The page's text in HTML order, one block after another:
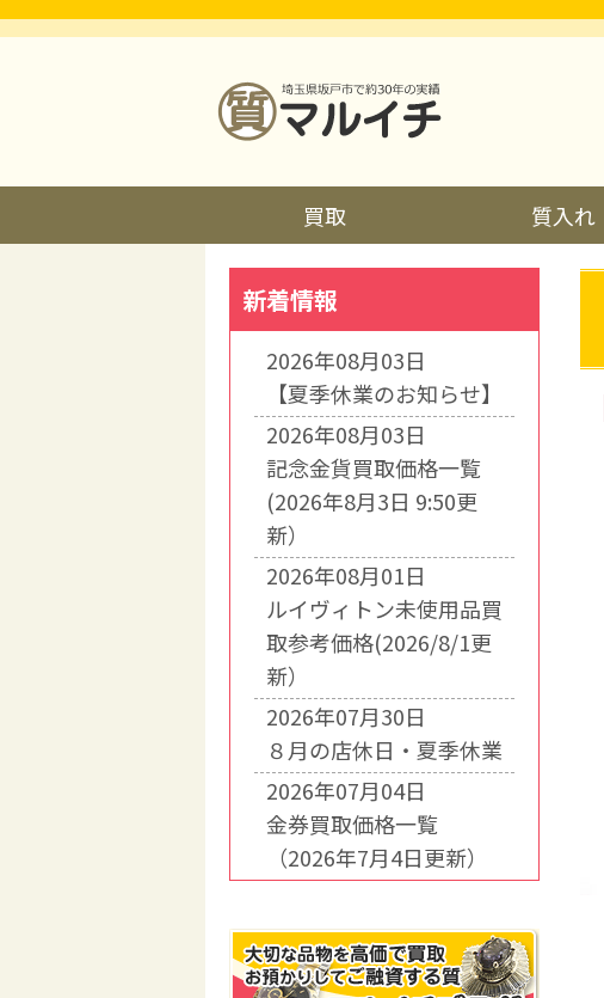
買取 質入れ
新着情報
2026年08月03日
【夏季休業のお知らせ】
2026年08月03日
記念金貨買取価格一覧
(2026年8月3日 9:50更
新）
2026年08月01日
ルイヴィトン未使用品買
取参考価格(2026/8/1更
新）
2026年07月30日
８月の店休日・夏季休業
2026年07月04日
金券買取価格一覧
（2026年7月4日更新）